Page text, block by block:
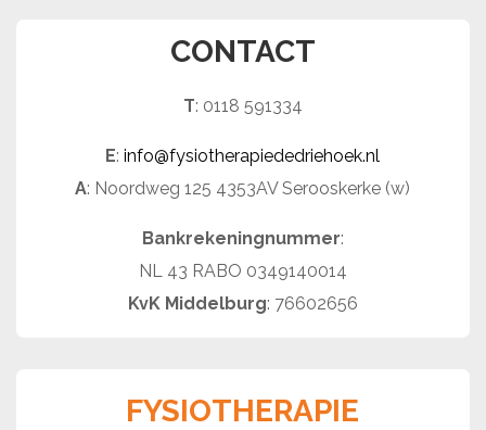
CONTACT
T: 0118 591334
E: info@fysiotherapiededriehoek.nl
A: Noordweg 125 4353AV Serooskerke (w)
Bankrekeningnummer:
NL 43 RABO 0349140014
KvK Middelburg: 76602656
FYSIOTHERAPIE